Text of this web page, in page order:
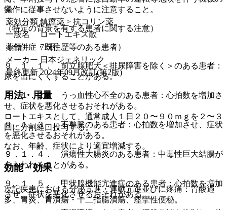
操作に従事させないように注意すること。
（特定の背景を有する患者に関する注意）
（合併症・既往歴等のある患者）
９．１．１． 前立腺肥大＜排尿障害を除く＞のある患者：
尿を出にくくすることがある。
９．１．２． うっ血性心不全のある患者：心拍数を増加さ
せ、症状を悪化させるおそれがある。
９．１．３． 不整脈のある患者：心拍数を増加させ、症状
を悪化させるおそれがある。
９．１．４． 潰瘍性大腸炎のある患者：中毒性巨大結腸が
あらわれることがある。
９．１．５． 甲状腺機能亢進症のある患者：心拍数を増加
させ、症状を悪化させるおそれがある。
覚
薬効分類 鎮痙薬 > 抗コリン薬
一般名
ロートエキス散
薬価
7.6円
メーカー 日本ジェネリック
最終更新 2024年09月改訂(第2版)
用法・用量
ロートエキスとして、通常成人１日２０〜９０ｍｇを２〜３
回に分割経口投与する。
なお、年齢、症状により適宜増減する。
効能・効果
次記疾患における分泌亢進・運動亢進並びに疼痛：胃酸過
多、胃炎、胃潰瘍・十二指腸潰瘍、痙攣性便秘。